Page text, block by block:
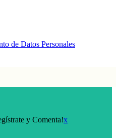
de Datos Personales
y Comenta!x